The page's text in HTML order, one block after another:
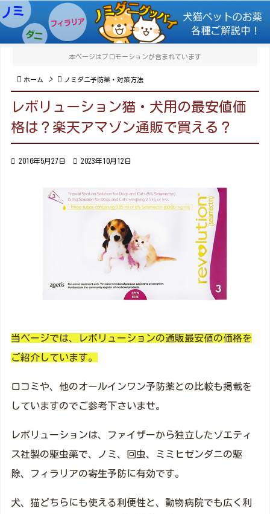

メニュ

本ページはプロモーションが含まれています
 ホーム >  ノミダニ予防薬・対策方法
レボリューション猫・犬用の最安値価
格は？楽天アマゾン通販で買える？
 2016年5月27日  2023年10月12日
当ページでは、レボリューションの通販最安値の価格を
ご紹介しています。
口コミや、他のオールインワン予防薬との比較も掲載を
していますのでご参考下さいませ。
レボリューションは、ファイザーから独立したゾエティ
ス社製の駆虫薬で、ノミ、回虫、ミミヒゼンダニの駆
除、フィラリアの寄生予防に有効です。
犬、猫どちらにも使える利便性と、動物病院でも広く利